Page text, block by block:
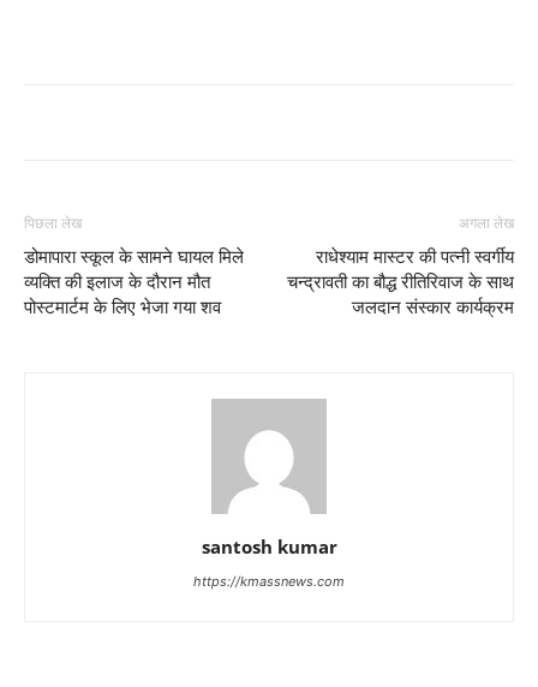
पिछला लेख
डोमापारा स्कूल के सामने घायल मिले
व्यक्ति की इलाज के दौरान मौत
पोस्टमार्टम के लिए भेजा गया शव
अगला लेख
राधेश्याम मास्टर की पत्नी स्वर्गीय
चन्द्रावती का बौद्ध रीतिरिवाज के साथ
जलदान संस्कार कार्यक्रम
santosh kumar
https://kmassnews.com